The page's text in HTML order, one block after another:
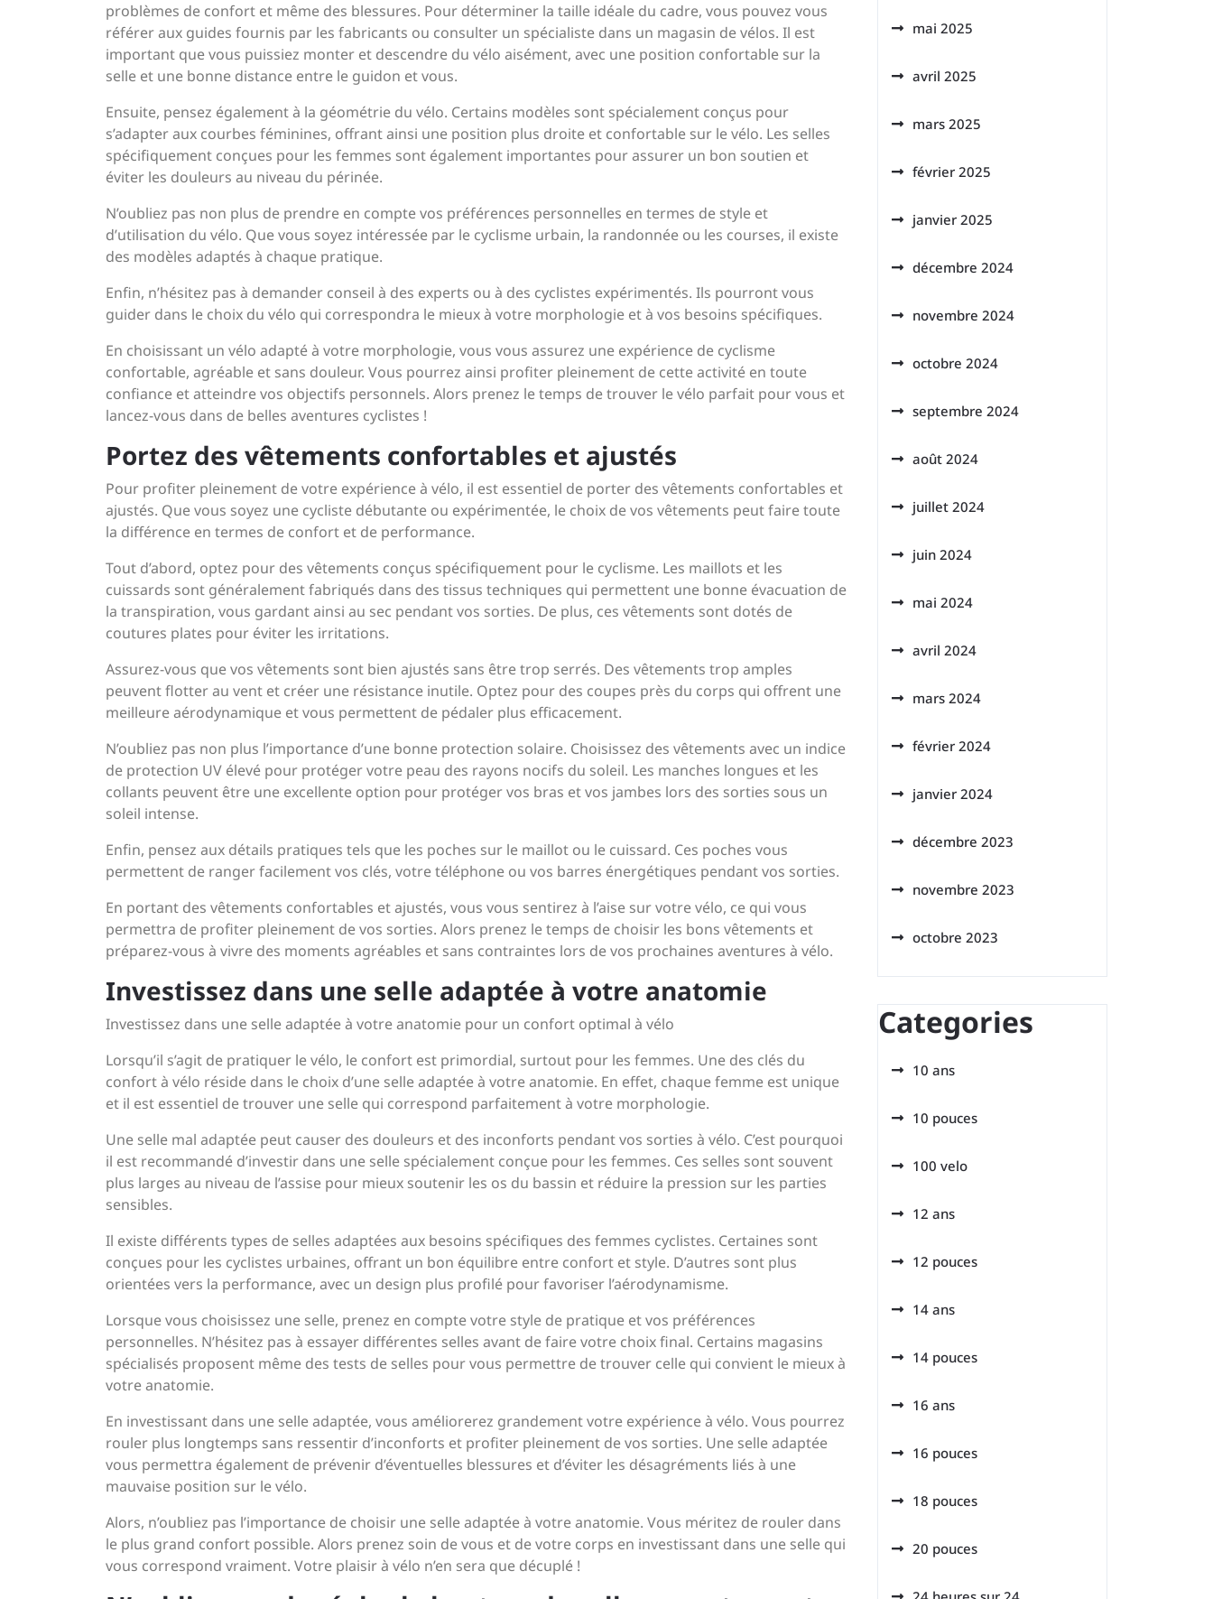
problèmes de confort et même des blessures. Pour déterminer la taille idéale du cadre, vous pouvez vous
référer aux guides fournis par les fabricants ou consulter un spécialiste dans un magasin de vélos. Il est
important que vous puissiez monter et descendre du vélo aisément, avec une position confortable sur la
selle et une bonne distance entre le guidon et vous.
Ensuite, pensez également à la géométrie du vélo. Certains modèles sont spécialement conçus pour
s’adapter aux courbes féminines, offrant ainsi une position plus droite et confortable sur le vélo. Les selles
spécifiquement conçues pour les femmes sont également importantes pour assurer un bon soutien et
éviter les douleurs au niveau du périnée.
N’oubliez pas non plus de prendre en compte vos préférences personnelles en termes de style et
d’utilisation du vélo. Que vous soyez intéressée par le cyclisme urbain, la randonnée ou les courses, il existe
des modèles adaptés à chaque pratique.
Enfin, n’hésitez pas à demander conseil à des experts ou à des cyclistes expérimentés. Ils pourront vous
guider dans le choix du vélo qui correspondra le mieux à votre morphologie et à vos besoins spécifiques.
En choisissant un vélo adapté à votre morphologie, vous vous assurez une expérience de cyclisme
confortable, agréable et sans douleur. Vous pourrez ainsi profiter pleinement de cette activité en toute
confiance et atteindre vos objectifs personnels. Alors prenez le temps de trouver le vélo parfait pour vous et
lancez-vous dans de belles aventures cyclistes !
Portez des vêtements confortables et ajustés
Pour profiter pleinement de votre expérience à vélo, il est essentiel de porter des vêtements confortables et
ajustés. Que vous soyez une cycliste débutante ou expérimentée, le choix de vos vêtements peut faire toute
la différence en termes de confort et de performance.
Tout d’abord, optez pour des vêtements conçus spécifiquement pour le cyclisme. Les maillots et les
cuissards sont généralement fabriqués dans des tissus techniques qui permettent une bonne évacuation de
la transpiration, vous gardant ainsi au sec pendant vos sorties. De plus, ces vêtements sont dotés de
coutures plates pour éviter les irritations.
Assurez-vous que vos vêtements sont bien ajustés sans être trop serrés. Des vêtements trop amples
peuvent flotter au vent et créer une résistance inutile. Optez pour des coupes près du corps qui offrent une
meilleure aérodynamique et vous permettent de pédaler plus efficacement.
N’oubliez pas non plus l’importance d’une bonne protection solaire. Choisissez des vêtements avec un indice
de protection UV élevé pour protéger votre peau des rayons nocifs du soleil. Les manches longues et les
collants peuvent être une excellente option pour protéger vos bras et vos jambes lors des sorties sous un
soleil intense.
Enfin, pensez aux détails pratiques tels que les poches sur le maillot ou le cuissard. Ces poches vous
permettent de ranger facilement vos clés, votre téléphone ou vos barres énergétiques pendant vos sorties.
En portant des vêtements confortables et ajustés, vous vous sentirez à l’aise sur votre vélo, ce qui vous
permettra de profiter pleinement de vos sorties. Alors prenez le temps de choisir les bons vêtements et
préparez-vous à vivre des moments agréables et sans contraintes lors de vos prochaines aventures à vélo.
Investissez dans une selle adaptée à votre anatomie
Investissez dans une selle adaptée à votre anatomie pour un confort optimal à vélo
Lorsqu’il s’agit de pratiquer le vélo, le confort est primordial, surtout pour les femmes. Une des clés du
confort à vélo réside dans le choix d’une selle adaptée à votre anatomie. En effet, chaque femme est unique
et il est essentiel de trouver une selle qui correspond parfaitement à votre morphologie.
Une selle mal adaptée peut causer des douleurs et des inconforts pendant vos sorties à vélo. C’est pourquoi
il est recommandé d’investir dans une selle spécialement conçue pour les femmes. Ces selles sont souvent
plus larges au niveau de l’assise pour mieux soutenir les os du bassin et réduire la pression sur les parties
sensibles.
Il existe différents types de selles adaptées aux besoins spécifiques des femmes cyclistes. Certaines sont
conçues pour les cyclistes urbaines, offrant un bon équilibre entre confort et style. D’autres sont plus
orientées vers la performance, avec un design plus profilé pour favoriser l’aérodynamisme.
Lorsque vous choisissez une selle, prenez en compte votre style de pratique et vos préférences
personnelles. N’hésitez pas à essayer différentes selles avant de faire votre choix final. Certains magasins
spécialisés proposent même des tests de selles pour vous permettre de trouver celle qui convient le mieux à
votre anatomie.
En investissant dans une selle adaptée, vous améliorerez grandement votre expérience à vélo. Vous pourrez
rouler plus longtemps sans ressentir d’inconforts et profiter pleinement de vos sorties. Une selle adaptée
vous permettra également de prévenir d’éventuelles blessures et d’éviter les désagréments liés à une
mauvaise position sur le vélo.
Alors, n’oubliez pas l’importance de choisir une selle adaptée à votre anatomie. Vous méritez de rouler dans
le plus grand confort possible. Alors prenez soin de vous et de votre corps en investissant dans une selle qui
vous correspond vraiment. Votre plaisir à vélo n’en sera que décuplé !
mai 2025
avril 2025
mars 2025
février 2025
janvier 2025
décembre 2024
novembre 2024
octobre 2024
septembre 2024
août 2024
juillet 2024
juin 2024
mai 2024
avril 2024
mars 2024
février 2024
janvier 2024
décembre 2023
novembre 2023
octobre 2023
Categories
10 ans
10 pouces
100 velo
12 ans
12 pouces
14 ans
14 pouces
16 ans
16 pouces
18 pouces
20 pouces